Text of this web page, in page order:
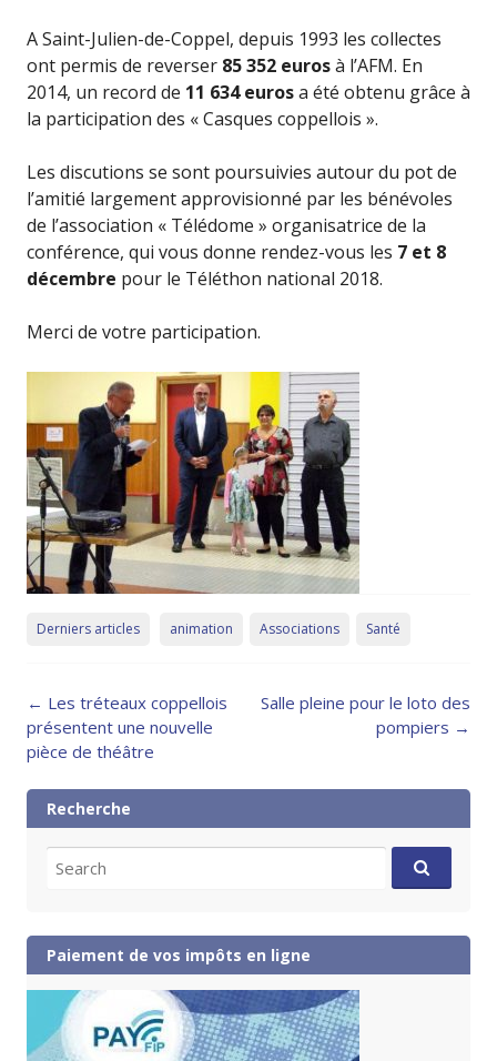
A Saint-Julien-de-Coppel, depuis 1993 les collectes
ont permis de reverser 85 352 eurosà l’AFM. En
2014, un record de 11 634 eurosa été obtenu grâce à
la participation des « Casques coppellois ».
Les discutions se sont poursuivies autour du pot de
l’amitié largement approvisionné par les bénévoles
de l’association « Télédome » organisatrice de la
conférence, qui vous donne rendez-vous les 7 et 8
décembre pour le Téléthon national 2018.
Merci de votre participation.
Derniers articles animation Associations Santé
Post
navigation
← Les tréteaux coppellois
présentent une nouvelle
pièce de théâtre
Salle pleine pour le loto des
pompiers →
Recherche
for:
Paiement de vos impôts en ligne